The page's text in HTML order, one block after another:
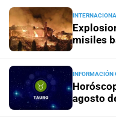
misiles
INFORMACIÓN
agosto